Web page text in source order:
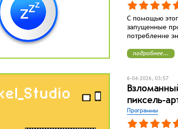
С помощью
запущенные
потребление
подробнее...
6-04-2026, 03:57
пиксель-
Программы